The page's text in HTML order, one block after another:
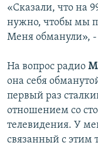
«Сказали, что на
нужно, чтобы мы
Меня обманули», -
На вопрос радио
она себя
первый раз
отношением со
телевидения. У
связанный с этим